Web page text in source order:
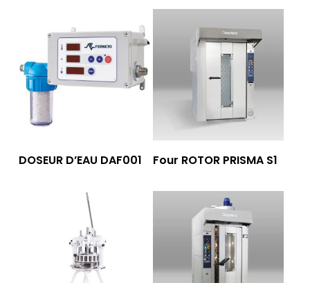
Lire La Suite
DOSEUR D’EAU DAF001 Lire La Suite
Four ROTOR PRISMA S1